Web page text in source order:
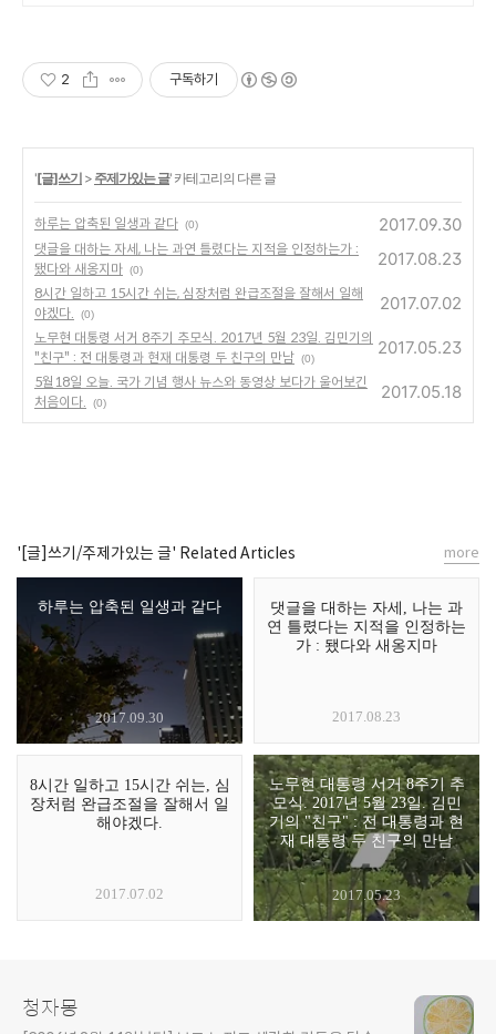
2 구독하기
'[글]쓰기 > 주제가있는 글' 카테고리의 다른 글
하루는 압축된 일생과 같다 (0) 2017.09.30
댓글을 대하는 자세, 나는 과연 틀렸다는 지적을 인정하는가 :
됐다와 새옹지마 (0)
2017.08.23
8시간 일하고 15시간 쉬는, 심장처럼 완급조절을 잘해서 일해
야겠다.
(0)
2017.07.02
노무현 대통령 서거 8주기 추모식. 2017년 5월 23일. 김민기의
"친구" : 전 대통령과 현재 대통령 두 친구의 만남 (0)
2017.05.23
5월18일 오늘. 국가 기념 행사 뉴스와 동영상 보다가 울어보긴
처음이다.
(0)
2017.05.18
'[글]쓰기/주제가있는 글' Related Articles
하루는 압축된 일생과 같다
2017.09.30
댓글을 대하는 자세, 나는 과
연 틀렸다는 지적을 인정하는
가 : 됐다와 새옹지마
2017.08.23
8시간 일하고 15시간 쉬는, 심
장처럼 완급조절을 잘해서 일
해야겠다.
2017.07.02
노무현 대통령 서거 8주기 추
모식. 2017년 5월 23일. 김민
기의 "친구" : 전 대통령과 현
재 대통령 두 친구의 만남
2017.05.23
more
청자몽